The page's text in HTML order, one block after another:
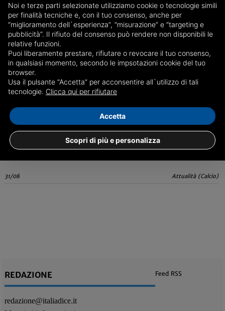
L'opinione: chi ha paura della bestemmia di
Mandragora?
Parafrasando la frase pronunciata da Cavour 157 anni fa 'Libera Chiesa
in libero Calcio' potremmo finalmente giungere alla secolarizzazione
31/08 Attualità (Calcio)
REDAZIONE
redazione@italiadice.it
Feed RSS
Noi e terze parti selezionate utilizziamo cookie o tecnologie simili
per finalità tecniche e, con il tuo consenso, anche per
“miglioramento dell`esperienza”, “misurazione” e “targeting e
pubblicità”. Il rifiuto del consenso può rendere non disponibili le
relative funzioni.
Puoi liberamente prestare, rifiutare o revocare il tuo consenso,
in qualsiasi momento, secondo le impsotazioni cookie del tuo
browser.
Usa il pulsante “Accetta” per acconsentire all`utilizzo di tali
tecnologie. Clicca qui per rifiutare
Scopri di più e personalizza
Accetta